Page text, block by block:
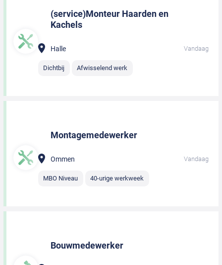
(service)Monteur Haarden en
Kachels
Halle Vandaag
Dichtbij Afwisselend werk
Montagemedewerker
Ommen Vandaag
MBO Niveau 40-urige werkweek
Bouwmedewerker